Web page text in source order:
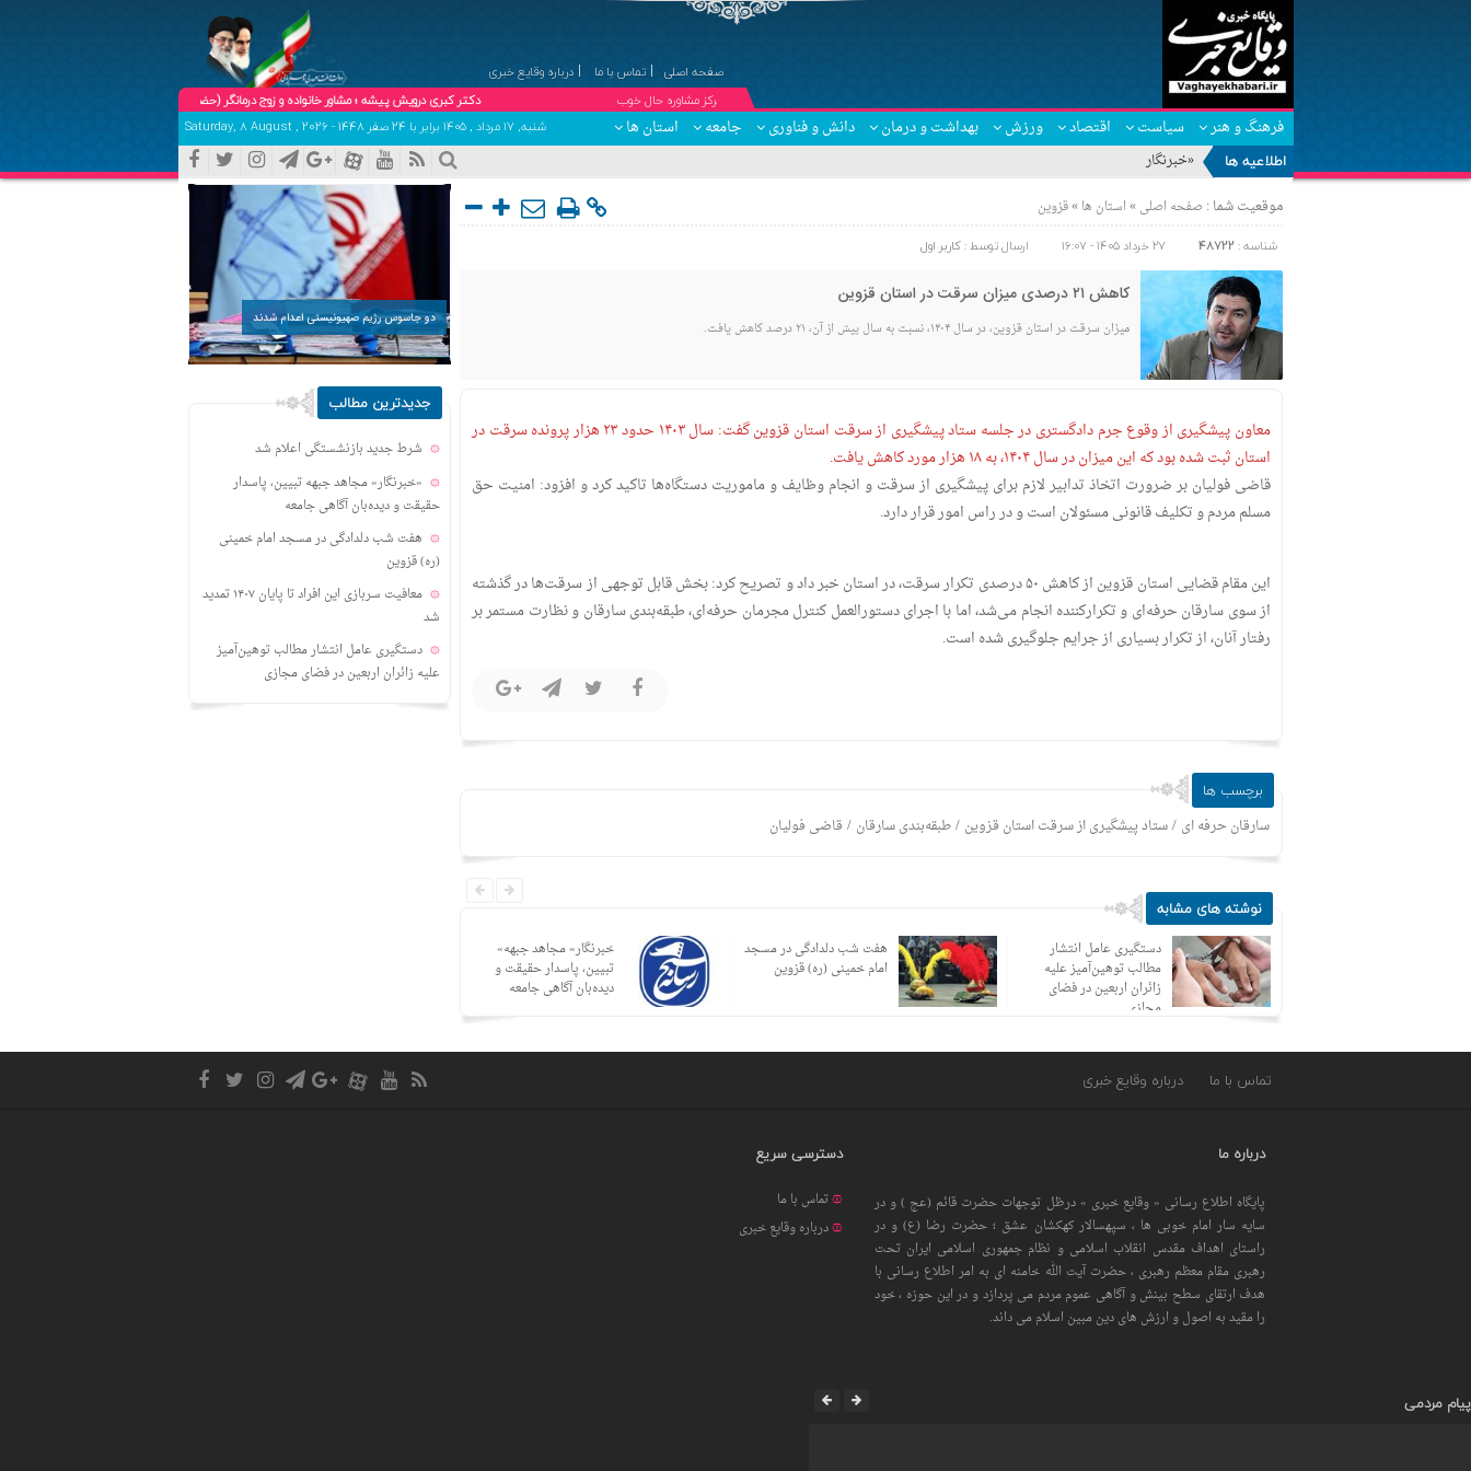
صفحه اصلی تماس با ما
درباره وقایع خبری
۞مرکز مشاوره حال خوب
دکتر کبری درویش پیشه ؛ مشاور خانواده و زوج درمانگر (حضوری و تلفنی ) تلفن هماهنگی و تعیین وقت:09102904758
فرهنگ و هنر سیاست اقتصاد ورزش بهداشت و درمان دانش و فناوری جامعه استان ها شنبه, ۱۷ مرداد , ۱۴۰۵ برابر با 24 صفر 1448 - Saturday, 8 August , 2026
اطلاعیه ها
«خبرنگار» مجاهد جب
موقعیت شما :صفحه اصلی»استان ها»قزوین
شناسه :48722 ۲۷ خرداد ۱۴۰۵ - ۱۶:۰۷ ارسال توسط :کاربر اول
کاهش ۲۱ درصدی میزان سرقت در استان قزوین
میزان سرقت در استان قزوین، در سال ۱۴۰۴، نسبت به سال پیش از آن، ۲۱ درصد کاهش یافت.
معاون پیشگیری از وقوع جرم دادگستری در جلسه ستاد پیشگیری از سرقت استان قزوین گفت: سال ۱۴۰۳ حدود ۲۳ هزار پرونده سرقت در
استان ثبت شده بود که این میزان در سال ۱۴۰۴، به ۱۸ هزار مورد کاهش یافت.
قاضی فولیان بر ضرورت اتخاذ تدابیر لازم برای پیشگیری از سرقت و انجام وظایف و ماموریت دستگاه‌ها تاکید کرد و افزود: امنیت حق
مسلم مردم و تکلیف قانونی مسئولان است و در راس امور قرار دارد.
این مقام قضایی استان قزوین از کاهش ۵۰ درصدی تکرار سرقت، در استان خبر داد و تصریح کرد: بخش قابل توجهی از سرقت‌ها در گذشته
از سوی سارقان حرفه‌ای و تکرارکننده انجام می‌شد، اما با اجرای دستورالعمل کنترل مجرمان حرفه‌ای، طبقه‌بندی سارقان و نظارت مستمر بر
رفتار آنان، از تکرار بسیاری از جرایم جلوگیری شده است.
برچسب ها
سارقان حرفه ای /ستاد پیشگیری از سرقت استان قزوین /طبقه‌بندی سارقان /قاضی فولیان
نوشته های مشابه
«خبرنگار» مجاهد جبهه
تبیین، پاسدار حقیقت و
دیده‌بان آگاهی جامعه
هفت شب دلدادگی در مسجد
امام خمینی (ره) قزوین
دستگیری عامل انتشار
مطالب توهین‌آمیز علیه
زائران اربعین در فضای
مجازی
دو جاسوس رژیم صهیونیستی اعدام شدند
جدیدترین مطالب
شرط جدید بازنشستگی اعلام شد
«خبرنگار» مجاهد جبهه تبیین، پاسدار
حقیقت و دیده‌بان آگاهی جامعه
هفت شب دلدادگی در مسجد امام خمینی
(ره) قزوین
معافیت سربازی این افراد تا پایان ۱۴۰۷ تمدید
شد
دستگیری عامل انتشار مطالب توهین‌آمیز
علیه زائران اربعین در فضای مجازی
تماس با ما درباره وقایع خبری
درباره ما
پایگاه اطلاع رسانی « وقایع خبری » درظل توجهات حضرت قائم (عج ) و در
سایه سار امام خوبی ها ، سپهسالار کهکشان عشق ؛ حضرت رضا (ع) و در
راستای اهداف مقدس انقلاب اسلامی و نظام جمهوری اسلامی ایران تحت
رهبری مقام معظم رهبری ، حضرت آیت الله خامنه ای به امر اطلاع رسانی با
هدف ارتقای سطح بینش و آگاهی عموم مردم می پردازد و در این حوزه ، خود
را مقید به اصول و ارزش های دین مبین اسلام می داند.
دسترسی سریع
تماس با ما
درباره وقایع خبری
پیام مردمی